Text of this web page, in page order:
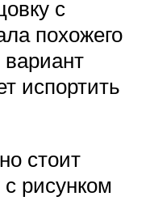
с
похожего
испортить
стоит
рисунком